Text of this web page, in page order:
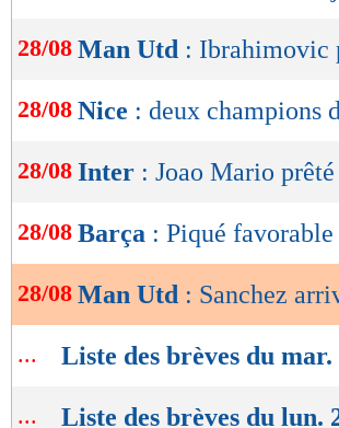
OK
28/08 Man Utd : Ibrahimovic
28/08 Nice : deux champions
28/08 Inter : Joao Mario
28/08 Barça : Piqué
28/08 Man Utd : Sanchez
... Liste des brèves du mar.
... Liste des brèves du lun.